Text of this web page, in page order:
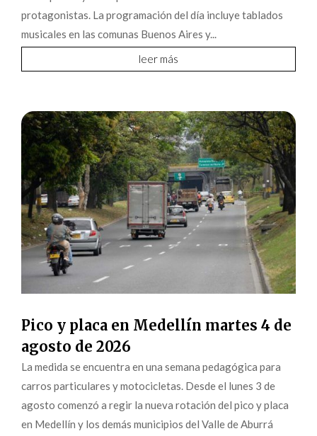
protagonistas. La programación del día incluye tablados
musicales en las comunas Buenos Aires y...
leer más
Pico y placa en Medellín martes 4 de
agosto de 2026
La medida se encuentra en una semana pedagógica para
carros particulares y motocicletas. Desde el lunes 3 de
agosto comenzó a regir la nueva rotación del pico y placa
en Medellín y los demás municipios del Valle de Aburrá